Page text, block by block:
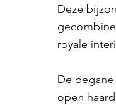
Deze
royale
De
open